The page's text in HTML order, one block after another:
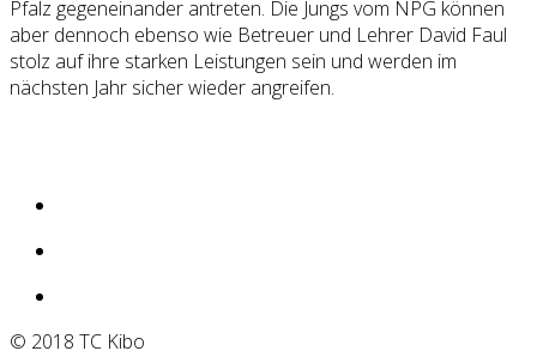
Pfalz gegeneinander antreten. Die Jungs vom NPG können
aber dennoch ebenso wie Betreuer und Lehrer David Faul
stolz auf ihre starken Leistungen sein und werden im
nächsten Jahr sicher wieder angreifen.
© 2018 TC Kibo